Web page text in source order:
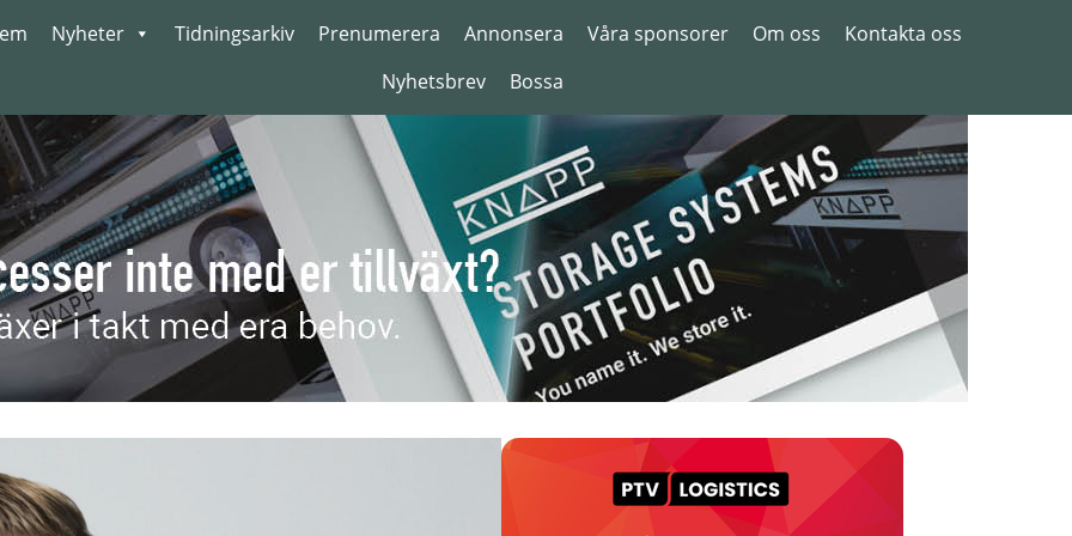
Nyheter Tidningsarkiv Prenumerera Annonsera Våra sponsorer Om oss
Kontakta oss
Nyhetsbrev
Bossa